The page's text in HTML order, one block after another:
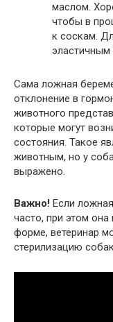
маслом.
чтобы в
к соскам.
эластичным
Сама ложная
отклонение в
животного
которые могут
состояния. Такое
животным, но у
выражено.
Важно! Если
часто, при этом она
форме, ветеринар
стерилизацию